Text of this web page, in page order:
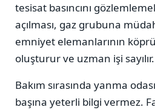
tesisat basıncını
açılması, gaz grubuna
emniyet elemanlarının
oluşturur ve uzman işi sayılır.
Bakım sırasında yanma
başına yeterli bilgi vermez.